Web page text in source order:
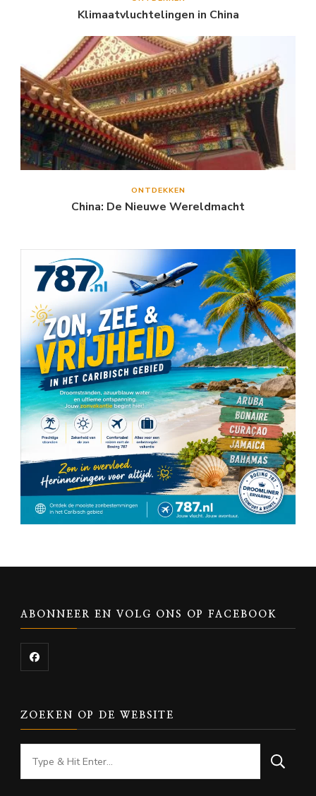
Klimaatvluchtelingen in China
ONTDEKKEN
China: De Nieuwe Wereldmacht
ABONNEER EN VOLG ONS OP FACEBOOK
ZOEKEN OP DE WEBSITE
Looking
for